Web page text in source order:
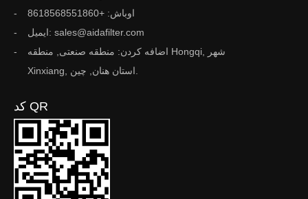
اوباش: +8618568551860
ایمیل: sales@aidafilter.com
اضافه کردن: منطقه صنعتی, منطقه Hongqi, شهر
کد QR